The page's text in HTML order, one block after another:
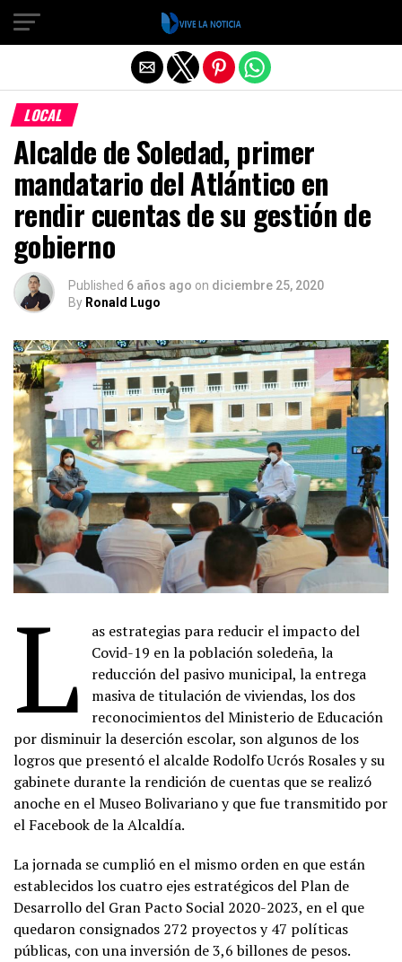
LOCAL
Alcalde de Soledad, primer
mandatario del Atlántico en
rendir cuentas de su gestión de
gobierno
Published 6 años ago on diciembre 25, 2020
By Ronald Lugo
L
as estrategias para reducir el impacto del
Covid-19 en la población soledeña, la
reducción del pasivo municipal, la entrega
masiva de titulación de viviendas, los dos
reconocimientos del Ministerio de Educación
por disminuir la deserción escolar, son algunos de los
logros que presentó el alcalde Rodolfo Ucrós Rosales y su
gabinete durante la rendición de cuentas que se realizó
anoche en el Museo Bolivariano y que fue transmitido por
el Facebook de la Alcaldía.
La jornada se cumplió en el mismo orden en que están
establecidos los cuatro ejes estratégicos del Plan de
Desarrollo del Gran Pacto Social 2020-2023, en el que
quedaron consignados 272 proyectos y 47 políticas
públicas, con una inversión de 3,6 billones de pesos.
Salir de la versión móvil